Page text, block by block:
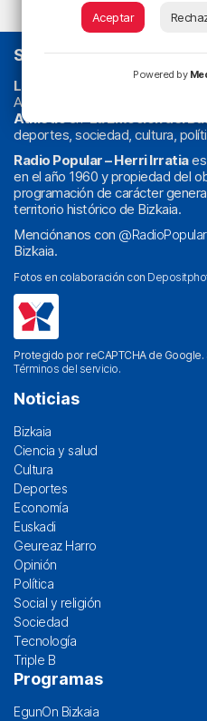
SOBRE NOSOTROS
La radio sin cadenas
. Desde
Actualidad y
Athletic
deportes, sociedad, cultura,
Radio Popular – Herri Irratiaes
en el año 1960 y propiedad del
programación de carácter
territorio histórico de Bizkaia.
Menciónanos con @RadioPopular
Bizkaia.
Fotos en colaboración con
Protegido por reCAPTCHA de Google.
Términos del servicio.
Noticias
Bizkaia
Ciencia y salud
Cultura
Deportes
Economía
Euskadi
Geureaz Harro
Opinión
Política
Social y religión
Sociedad
Tecnología
Triple B
Programas
EgunOn Bizkaia
Aceptar
Powered by